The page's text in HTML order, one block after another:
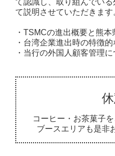
て認識し、取り組んでい
て説明させていただきます
・TSMCの進出概要と熊
・台湾企業進出時の特徴
・当行の外国人顧客管理に
コーヒー・お茶菓子
ブースエリアも是非